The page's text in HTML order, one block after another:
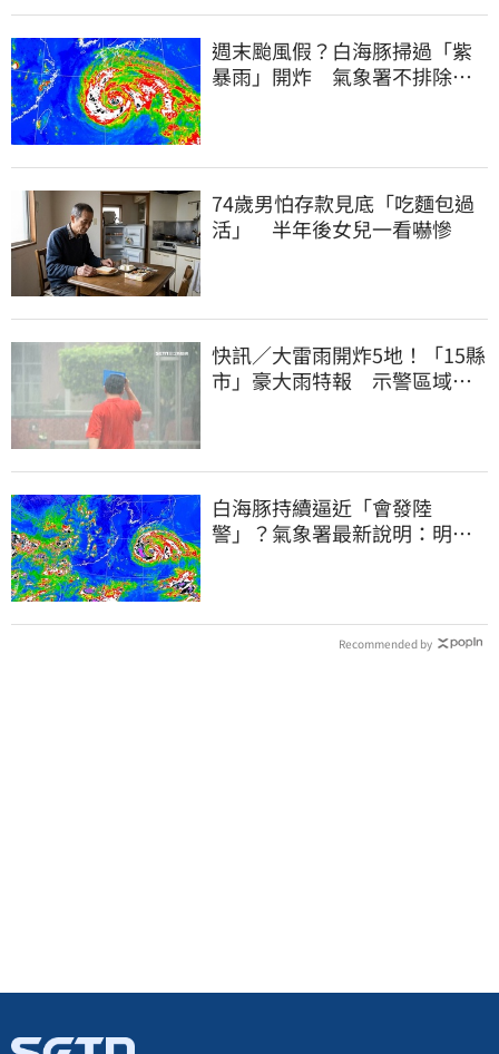
週末颱風假？白海豚掃過「紫
暴雨」開炸 氣象署不排除發
74歲男怕存款見底「吃麵包過
活」 半年後女兒一看嚇慘
快訊／大雷雨開炸5地！「15縣
市」豪大雨特報 示警區域曝
白海豚持續逼近「會發陸
警」？氣象署最新說明：明天
Recommended by